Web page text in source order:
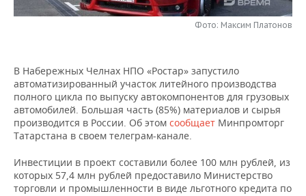
ЭНЕРГЕТИКА
УСЛУГИ
МЕДИА
ВЫЕЗДНАЯ РЕДАКЦИЯ
ONLINE-КОНФЕРЕНЦИИ
ОТКРЫТАЯ ЛЕКЦИЯ
НОВОСТИ СПОРТА
ХОККЕЙ
БАСКЕТБОЛ
ВОЛЕЙБОЛ
КИБЕРСПОРТ
ОБЩЕСТВО
ВЛАСТЬ
ИНФРАСТРУКТУРА
ИСТОРИЯ
КУЛЬТУРА
СЮЖЕТЫ
СПРАВОЧНИК
СПИСОК ПЕРСОН
СПИСОК КОМПАНИЙ
ПОЛНАЯ ВЕРСИЯ
Фото: Максим Платонов
В Набережных Челнах НПО «Ростар» запустило
автоматизированный участок литейного производства
полного цикла по выпуску автокомпонентов для грузовых
автомобилей. Большая часть (85%) материалов и сырья
производится в России. Об этом сообщает Минпромторг
Татарстана в своем телеграм-канале.
Инвестиции в проект составили более 100 млн рублей, из
которых 57,4 млн рублей предоставило Министерство
торговли и промышленности в виде льготного кредита по